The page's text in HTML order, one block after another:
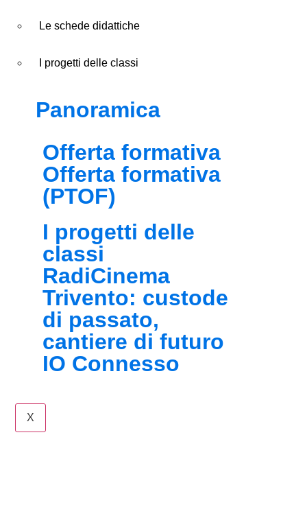
Le schede didattiche
I progetti delle classi
Panoramica
Offerta formativa
Offerta formativa
(PTOF)
I progetti delle
classi
RadiCinema
Trivento: custode
di passato,
cantiere di futuro
IO Connesso
X